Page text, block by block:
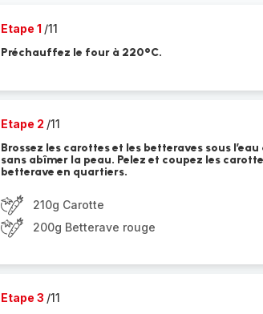
Etape 1 /11
Préchauffez le four à 220°C.
Etape 2 /11
Brossez les carottes et les betteraves sous
sans abîmer la peau. Pelez et coupez les
betterave en quartiers.
210g Carotte
200g Betterave rouge
Etape 3 /11